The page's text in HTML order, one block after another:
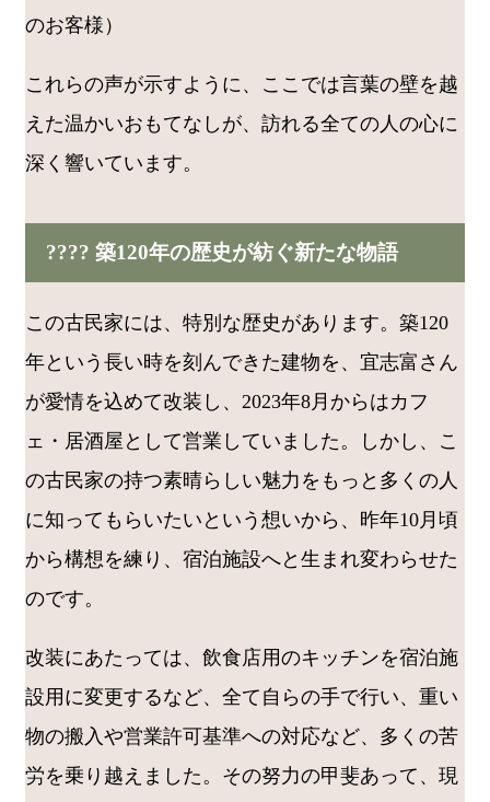
のお客様）
これらの声が示すように、ここでは言葉の壁を越
えた温かいおもてなしが、訪れる全ての人の心に
深く響いています。
???? 築120年の歴史が紡ぐ新たな物語
この古民家には、特別な歴史があります。築120
年という長い時を刻んできた建物を、宜志富さん
が愛情を込めて改装し、2023年8月からはカフ
ェ・居酒屋として営業していました。しかし、こ
の古民家の持つ素晴らしい魅力をもっと多くの人
に知ってもらいたいという想いから、昨年10月頃
から構想を練り、宿泊施設へと生まれ変わらせた
のです。
改装にあたっては、飲食店用のキッチンを宿泊施
設用に変更するなど、全て自らの手で行い、重い
物の搬入や営業許可基準への対応など、多くの苦
労を乗り越えました。その努力の甲斐あって、現